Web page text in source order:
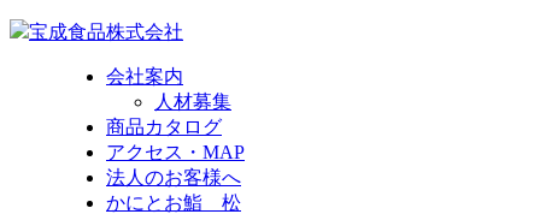
宝成食品株式会社
会社案内
人材募集
商品カタログ
アクセス・MAP
法人のお客様へ
かにとお鮨 松